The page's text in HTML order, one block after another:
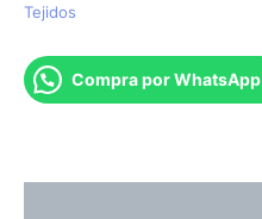
Tejidos
Compra por WhatsApp